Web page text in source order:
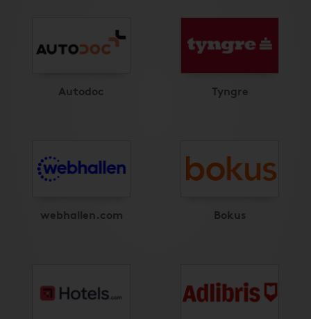
Autodoc Tyngre
webhallen.com Bokus